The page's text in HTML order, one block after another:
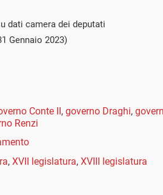
dati camera dei deputati
Gennaio 2023)
Conte II , governo Draghi,
Renzi
, XVII legislatura, XVIII legislatura